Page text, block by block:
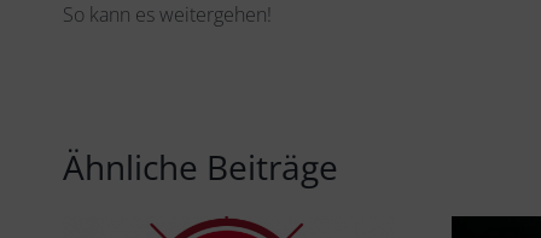
So kann es weitergehen!
Ähnliche Beiträge